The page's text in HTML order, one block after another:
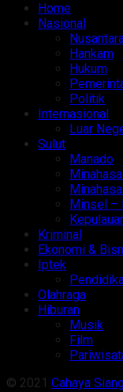
Home
Nasional
Hankam
Hukum
Politik
Internasional
Luar
Sulut
Manado
Minsel –
Kriminal
Ekonomi &
Iptek
Olahraga
Hiburan
Musik
Film
© 2021 Cahaya